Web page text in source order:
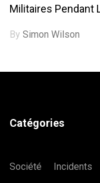
Militaires Pendant
BySimon Wilson
Catégories
Société Incidents